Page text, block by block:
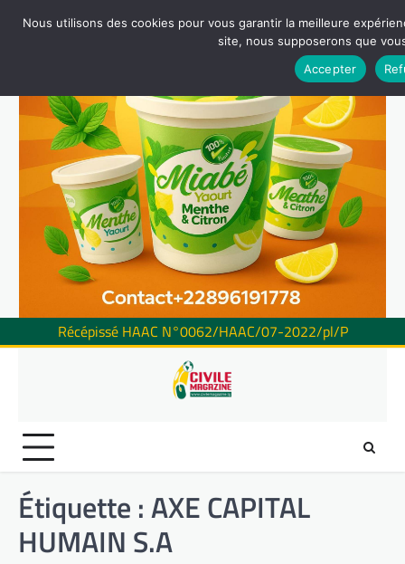
Récépissé HAAC N°0062/HAAC/07-2022/pl/P
Étiquette :AXE CAPITAL
HUMAIN S.A
Nous utilisons des cookies pour vous garantir la meilleure
site, nous supposerons que
Accepter